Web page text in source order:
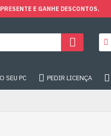
E GANHE DESCONTOS.
SEU PC PEDIR LICENÇA